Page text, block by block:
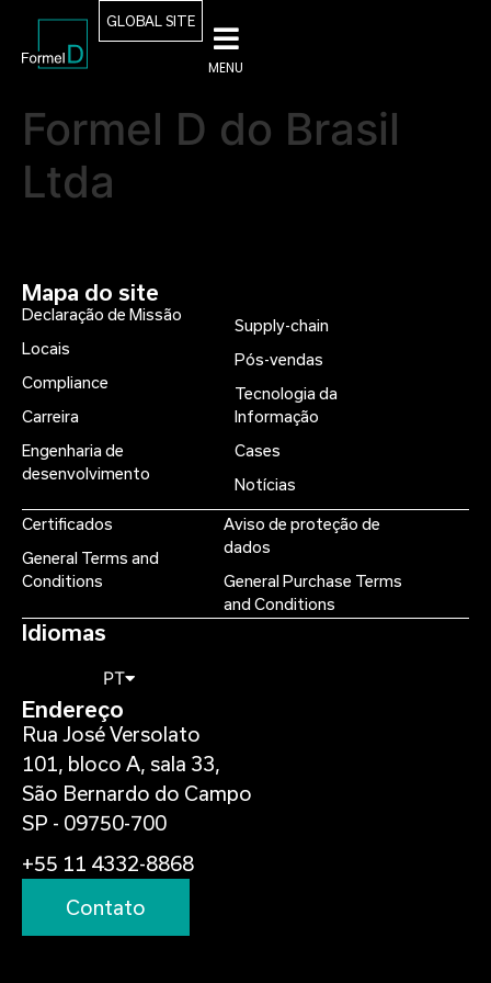
GLOBAL SITE
MENU
Formel D do Brasil
Ltda
Mapa do site
Declaração de Missão
Locais
Compliance
Carreira
Engenharia de
desenvolvimento
Supply-chain
Pós-vendas
Tecnologia da
Informação
Cases
Notícias
Certificados
General Terms and
Conditions
Aviso de proteção de
dados
General Purchase Terms
and Conditions
Idiomas
PT
Endereço
Rua José Versolato
101, bloco A, sala 33,
São Bernardo do Campo
SP - 09750-700
+55 11 4332-8868
Contato